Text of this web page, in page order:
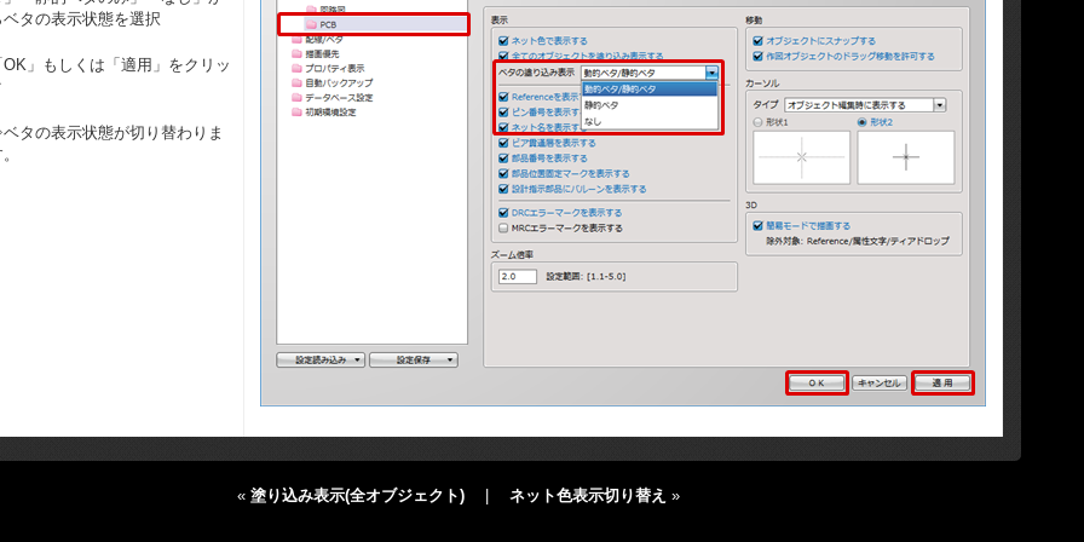
ベタの表示状態を選択
OK」もしくは「適用」をクリッ
タの表示状態が切り替わりま
« 塗り込み表示(全オブジェクト) ネット色表示切り替え »